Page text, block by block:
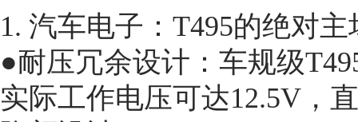
1. 汽车电子：T495的绝对主
●耐压冗余设计：车规级
实际工作电压可达12.5V，